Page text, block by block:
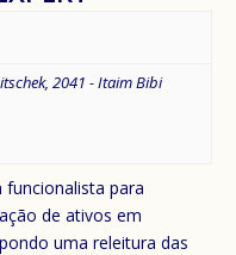
2041 - Itaim Bibi
para
de ativos em
uma releitura das